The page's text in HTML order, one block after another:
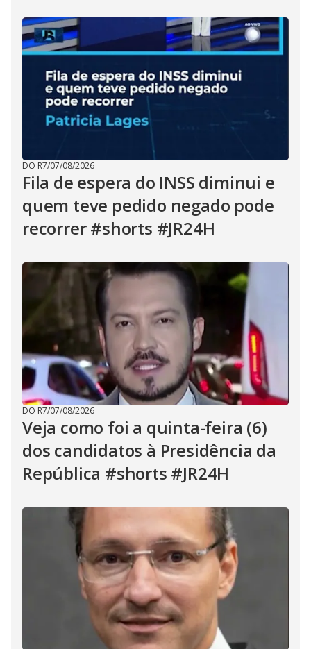
DO R7/07/08/2026
Fila de espera do INSS diminui e
quem teve pedido negado pode
recorrer #shorts #JR24H
DO R7/07/08/2026
Veja como foi a quinta-feira (6)
dos candidatos à Presidência da
República #shorts #JR24H